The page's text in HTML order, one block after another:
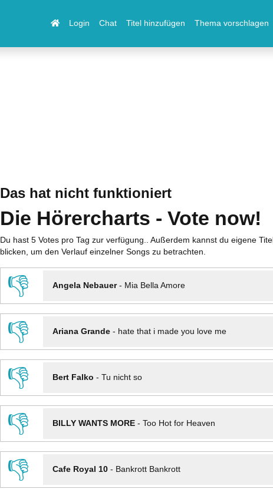
Login Chat Titel hinzufügen Thema vorschlagen
Das hat nicht funktioniert
Die Hörercharts - Vote now!
Du hast 5 Votes pro Tag zur verfügung.. Außerdem kannst du eigene Titel
blicken, um den Verlauf einzelner Songs zu betrachten.
👎 Angela Nebauer- Mia Bella Amore
👎
Ariana Grande- hate that i made you love me
👎
Bert Falko - Tu nicht so
👎
BILLY WANTS MORE- Too Hot for Heaven
👎
Cafe Royal 10- Bankrott Bankrott